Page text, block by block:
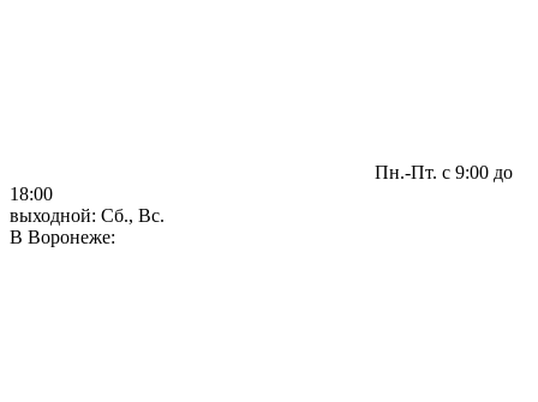
Пн.-Пт. с 9:00 до
18:00
выходной: Сб., Вс.
В Воронеже: